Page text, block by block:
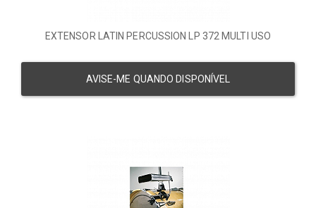
EXTENSOR LATIN PERCUSSION LP 372 MULTI USO
AVISE-ME QUANDO DISPONÍVEL